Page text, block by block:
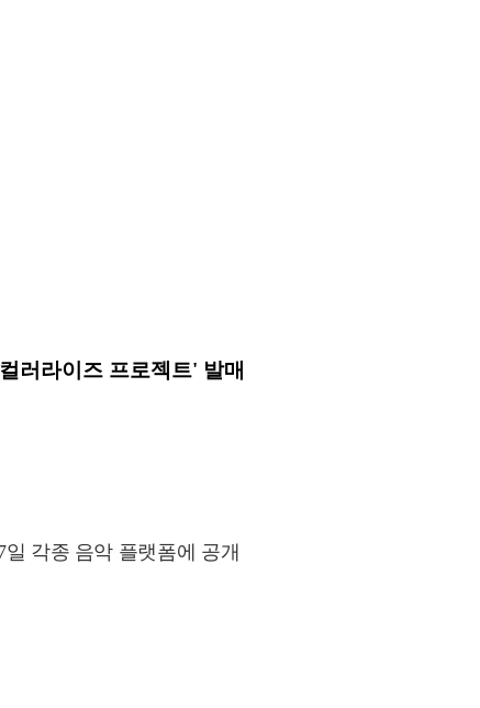
러라이즈 프로젝트' 발매
각종 음악 플랫폼에 공개